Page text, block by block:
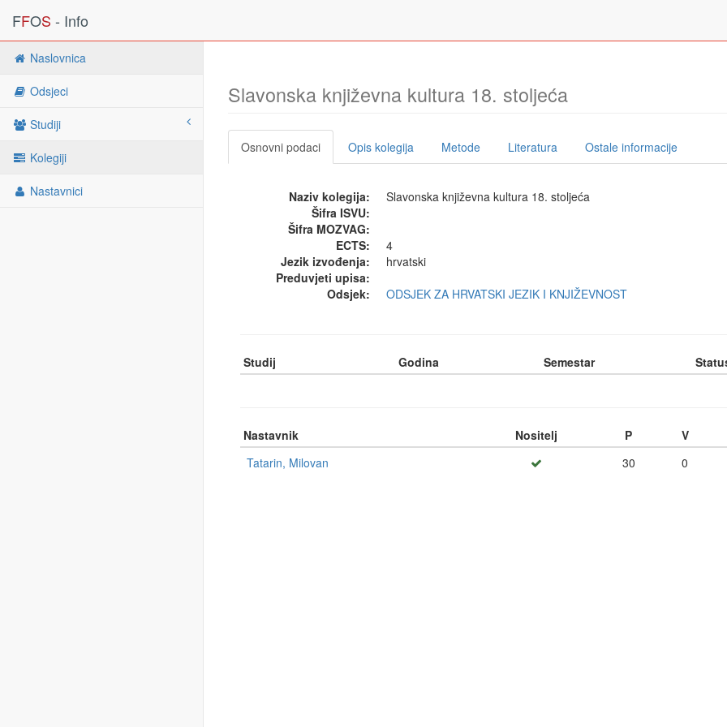
FFOS - Info
Naslovnica
Odsjeci
Studiji
Kolegiji
Nastavnici
Slavonska književna kultura 18. stoljeća
Osnovni podaci Opis kolegija Metode Literatura Ostale informacije
Naziv kolegija:
Slavonska književna kultura 18. stoljeća
Šifra ISVU:
Šifra MOZVAG:
ECTS:
4
Jezik izvođenja:
hrvatski
Preduvjeti upisa:
Odsjek:
ODSJEK ZA HRVATSKI JEZIK I KNJIŽEVNOST
Studij Godina Semestar
Nastavnik Nositelj P
V
Tatarin, Milovan
30 0